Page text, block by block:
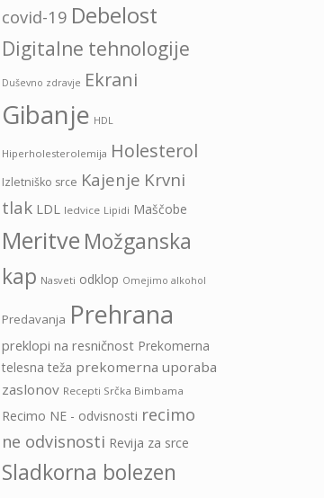
covid-19 Debelost
Digitalne tehnologije
Duševno zdravje Ekrani
Gibanje HDL
Hiperholesterolemija Holesterol
Izletniško srce Kajenje Krvni
tlak LDL ledvice Lipidi Maščobe
Meritve Možganska
kap Nasveti odklop Omejimo alkohol
Predavanja Prehrana
preklopi na resničnost Prekomerna
telesna teža prekomerna uporaba
zaslonov Recepti Srčka Bimbama
Recimo NE - odvisnosti recimo
ne odvisnosti Revija za srce
Sladkorna bolezen